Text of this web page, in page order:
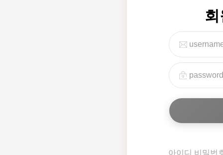
아이디 비밀번